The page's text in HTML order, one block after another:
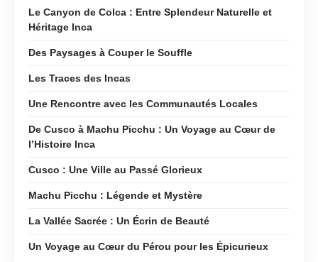
Le Canyon de Colca : Entre Splendeur Naturelle et
Héritage Inca
Des Paysages à Couper le Souffle
Les Traces des Incas
Une Rencontre avec les Communautés Locales
De Cusco à Machu Picchu : Un Voyage au Cœur de
l’Histoire Inca
Cusco : Une Ville au Passé Glorieux
Machu Picchu : Légende et Mystère
La Vallée Sacrée : Un Écrin de Beauté
Un Voyage au Cœur du Pérou pour les Épicurieux